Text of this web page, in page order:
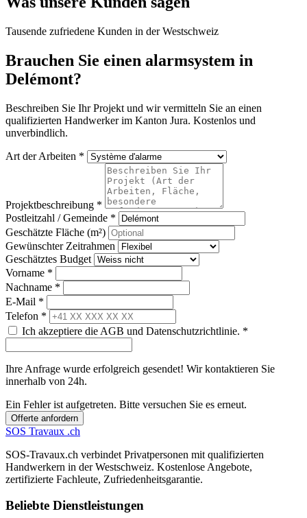
Tausende zufriedene Kunden in der Westschweiz
Brauchen Sie einen alarmsystem in
Delémont?
Beschreiben Sie Ihr Projekt und wir vermitteln Sie an einen
qualifizierten Handwerker im Kanton Jura. Kostenlos und
unverbindlich.
Art der Arbeiten *
Projektbeschreibung *
Postleitzahl / Gemeinde *
Geschätzte Fläche (m²)
Gewünschter Zeitrahmen
Geschätztes Budget
Vorname *
Nachname *
E-Mail *
Telefon *
Ich akzeptiere die AGB und Datenschutzrichtlinie. *
Ihre Anfrage wurde erfolgreich gesendet! Wir kontaktieren Sie
innerhalb von 24h.
Ein Fehler ist aufgetreten. Bitte versuchen Sie es erneut.
Offerte anfordern
SOS Travaux .ch
SOS-Travaux.ch verbindet Privatpersonen mit qualifizierten
Handwerkern in der Westschweiz. Kostenlose Angebote,
zertifizierte Fachleute, Zufriedenheitsgarantie.
Beliebte Dienstleistungen